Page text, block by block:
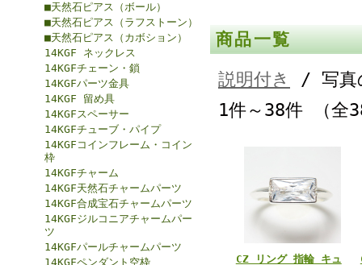
■天然石ピアス（ボール）
■天然石ピアス（ラフストーン）
■天然石ピアス（カボション）
14KGF ネックレス
14KGFチェーン・鎖
14KGFパーツ金具
14KGF 留め具
14KGFスペーサー
14KGFチューブ・パイプ
14KGFコインフレーム・コイン
枠
14KGFチャーム
14KGF天然石チャームパーツ
14KGF合成宝石チャームパーツ
14KGFジルコニアチャームパー
ツ
14KGFパールチャームパーツ
14KGFペンダント空枠
商品一覧
説明付き
/ 写真
1件～38件 （全
CZ リング 指輪 キュ